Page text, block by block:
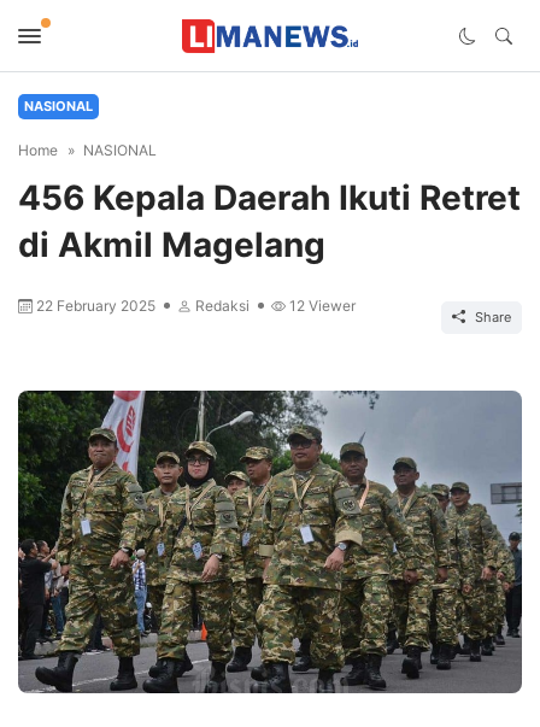
NASIONAL
Home NASIONAL
456 Kepala Daerah Ikuti Retret
di Akmil Magelang
22 February 2025 Redaksi 12 Viewer
Share